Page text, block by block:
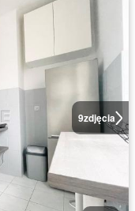
9zdjęcia